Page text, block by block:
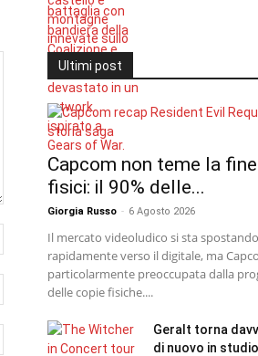
Ultimi post
Capcom non teme la
fisici: il 90% delle...
Giorgia Russo - 6 Agosto 2026
Il mercato videoludico si sta
rapidamente verso il digitale, ma
particolarmente preoccupata dalla
delle copie fisiche....
Geralt torna
di nuovo in